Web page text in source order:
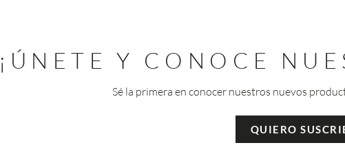
¡ÚNETE Y CONOCE
Sé la primera en conocer nuestros nuevos
QUIERO